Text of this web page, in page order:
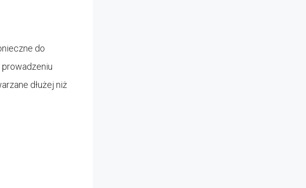
do
dłużej niż